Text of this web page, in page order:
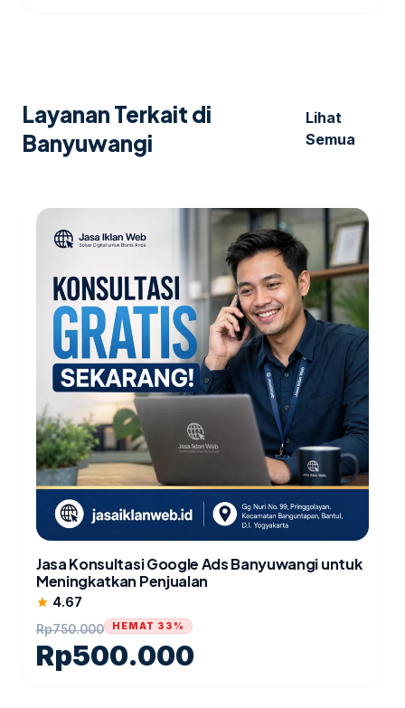
Layanan Terkait di
Banyuwangi
Lihat
Semua
Jasa Konsultasi Google Ads Banyuwangi untuk
Meningkatkan Penjualan
star 4.67
Rp750.000
Rp500.000
HEMAT 33%